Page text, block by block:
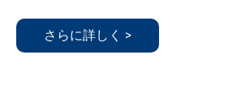
さらに詳しく >